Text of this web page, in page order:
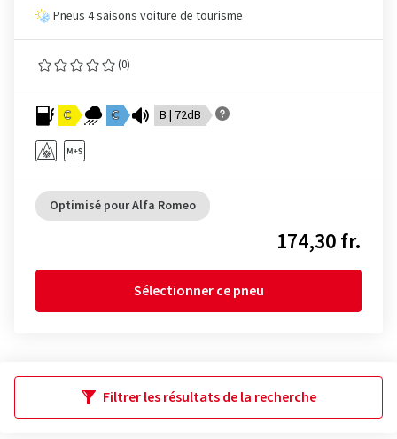
Pneus 4 saisons voiture de tourisme
(0)
C C B | 72dB
Optimisé pour Alfa Romeo
174,30 fr.
Sélectionner ce pneu
Filtrer les résultats de la recherche